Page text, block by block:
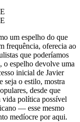
um espelho do que
frequência, oferecia ao
que poderíamos
o espelho devolve uma
inicial de Javier
seja o estilo, mostra
desde que
vida política possível
— esse mesmo
medíocre por aqui.